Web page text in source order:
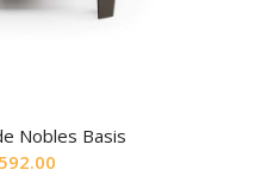
Nobles Basis